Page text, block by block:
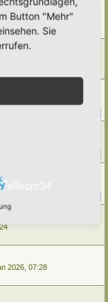
12:00
12:19
2026, 07:28
Button "Mehr"
Sie